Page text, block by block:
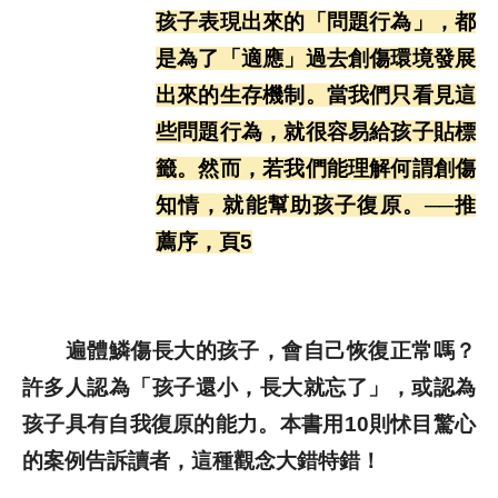
好書推薦
各期季刊
歷史文獻
投稿專區
孩子表現出來的「問題行為」，都
是為了「適應」過去創傷環境發展
出來的生存機制。當我們只看見這
些問題行為，就很容易給孩子貼標
籤。然而，若我們能理解何謂創傷
知情，就能幫助孩子復原。──推
薦序，頁5
遍體鱗傷長大的孩子，會自己恢復正常嗎？
許多人認為「孩子還小，長大就忘了」，或認為
孩子具有自我復原的能力。本書用10則怵目驚心
的案例告訴讀者，這種觀念大錯特錯！